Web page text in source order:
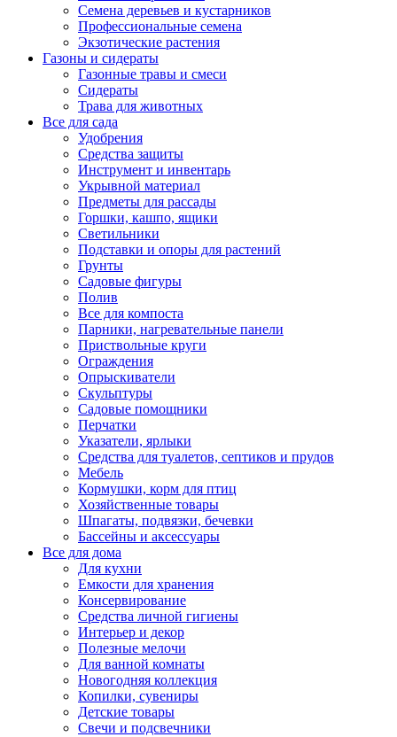
Семена деревьев и кустарников
Профессиональные семена
Экзотические растения
Газоны и сидераты
Газонные травы и смеси
Сидераты
Трава для животных
Все для сада
Удобрения
Средства защиты
Инструмент и инвентарь
Укрывной материал
Предметы для рассады
Горшки, кашпо, ящики
Светильники
Подставки и опоры для растений
Грунты
Садовые фигуры
Полив
Все для компоста
Парники, нагревательные панели
Приствольные круги
Ограждения
Опрыскиватели
Скульптуры
Садовые помощники
Перчатки
Указатели, ярлыки
Средства для туалетов, септиков и прудов
Мебель
Кормушки, корм для птиц
Хозяйственные товары
Шпагаты, подвязки, бечевки
Бассейны и аксессуары
Все для дома
Для кухни
Емкости для хранения
Консервирование
Средства личной гигиены
Интерьер и декор
Полезные мелочи
Для ванной комнаты
Новогодняя коллекция
Копилки, сувениры
Детские товары
Свечи и подсвечники